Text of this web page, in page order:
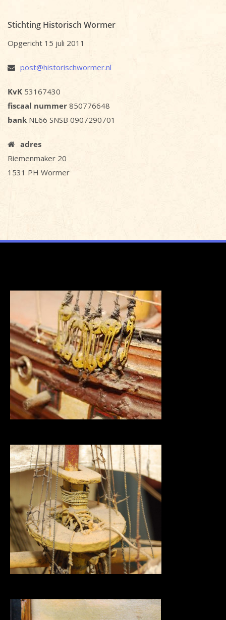
Stichting Historisch Wormer
Opgericht 15 juli 2011
post@historischwormer.nl
KvK 53167430
fiscaal nummer 850776648
bank NL66 SNSB 0907290701
adres
Riemenmaker 20
1531 PH Wormer